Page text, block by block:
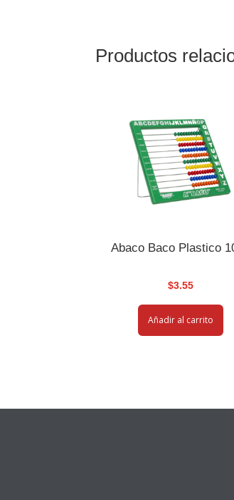
Productos
Abaco Baco Plastico
$3.55
Añadir al carrito